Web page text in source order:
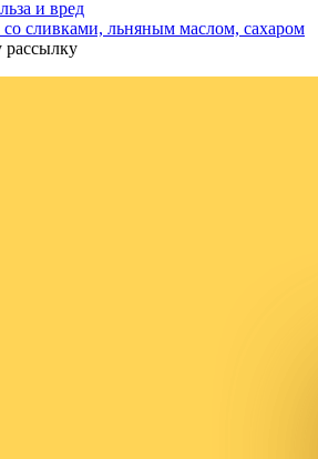
со сливками, льняным маслом, сахаром